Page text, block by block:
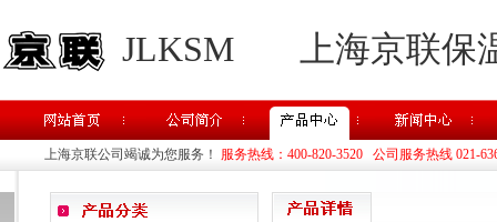
JLKSM 上海京联
上海京联公司竭诚为您服务！ 服务热线：400-820-3520 公司服务热线 021-